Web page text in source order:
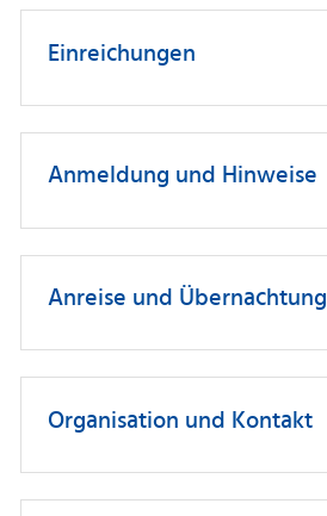
Einreichungen
Anmeldung und Hinweise
Anreise und Übernachtung
Organisation und Kontakt